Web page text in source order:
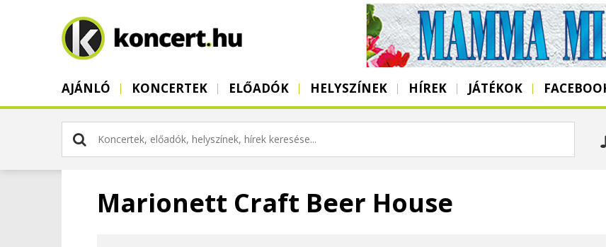
AJÁNLÓ KONCERTEK ELŐADÓK HELYSZÍNEK HÍREK JÁTÉKOK
Marionett Craft Beer House